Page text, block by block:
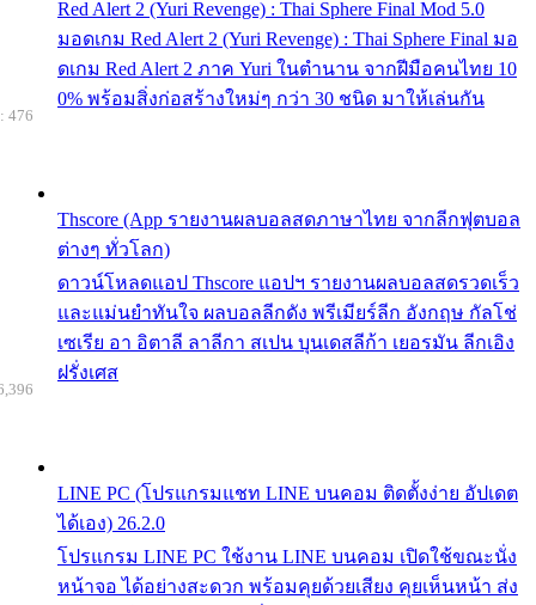
Red Alert 2 (Yuri Revenge) : Thai Sphere Final Mod 5.0
มอดเกม Red Alert 2 (Yuri Revenge) : Thai Sphere Final มอ
ดเกม Red Alert 2 ภาค Yuri ในตำนาน จากฝีมือคนไทย 10
0% พร้อมสิ่งก่อสร้างใหม่ๆ กว่า 30 ชนิด มาให้เล่นกัน
Thscore (App รายงานผลบอลสดภาษาไทย จากลีกฟุตบอล
ต่างๆ ทั่วโลก)
ดาวน์โหลดแอป Thscore แอปฯ รายงานผลบอลสดรวดเร็ว
และแม่นยำทันใจ ผลบอลลีกดัง พรีเมียร์ลีก อังกฤษ กัลโช่
เซเรีย อา อิตาลี ลาลีกา สเปน บุนเดสลีก้า เยอรมัน ลีกเอิง
ฝรั่งเศส
476
LINE PC (โปรแกรมแชท LINE บนคอม ติดตั้งง่าย อัปเดต
ได้เอง) 26.2.0
โปรแกรม LINE PC ใช้งาน LINE บนคอม เปิดใช้ขณะนั่ง
หน้าจอ ได้อย่างสะดวก พร้อมคุยด้วยเสียง คุยเห็นหน้า ส่ง